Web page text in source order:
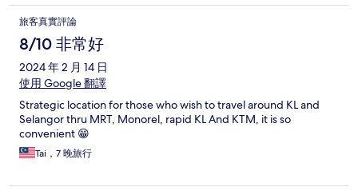
旅客真實評論
8/10 非常好
2024 年 2 月 14 日
使用 Google 翻譯
Strategic location for those who wish to travel around KL and
Selangor thru MRT, Monorel, rapid KL And KTM, it is so
convenient 😁
Tai，7 晚旅行